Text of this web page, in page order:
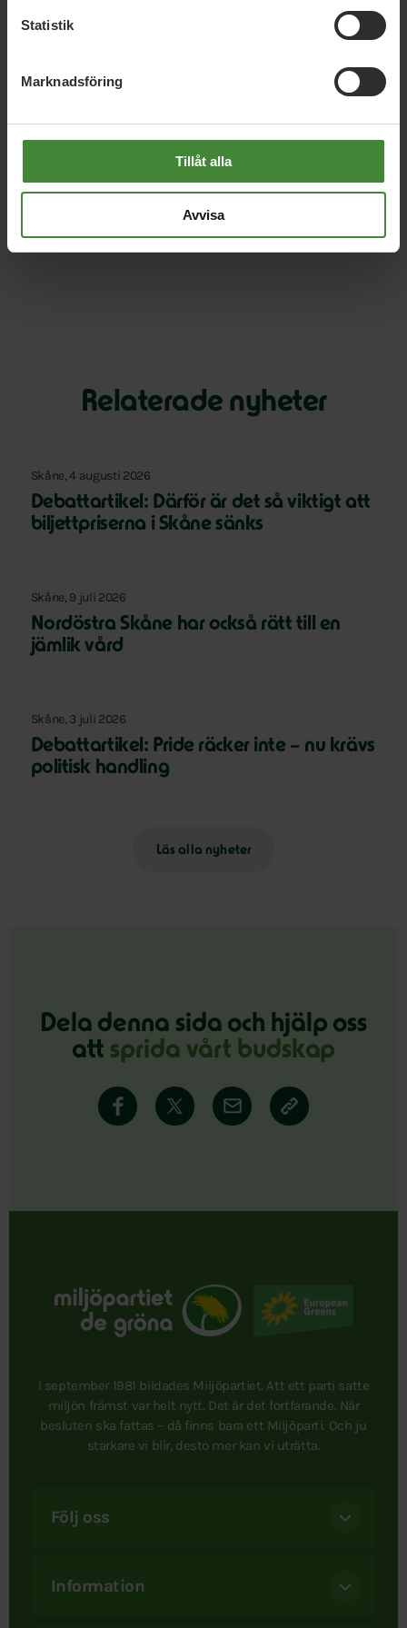
Statistik
Marknadsföring
Tillåt alla
Avvisa
– Det är ett försök att ducka frågan. Miljöpartiet driver
också att det behöver satsas mer på förlossningsvården,
stärka upp där vården brister. Riktade insatser till utsatta
grupper är helt i linje med det, och därför har MP tidigare
gravida kvinnor har likadana behov och istället börja se att
olika kvinnor behöver olika mycket stöd, säger Mätta
Ivarsson.
Läs helamotionen här.
Relaterade nyheter
Skåne, 4 augusti 2026
Debattartikel: Därför är det så viktigt att
biljettpriserna i Skåne sänks
Skåne, 9 juli 2026
Nordöstra Skåne har också rätt till en
jämlik vård
Skåne, 3 juli 2026
Debattartikel: Pride räcker inte – nu krävs
politisk handling
Läs alla nyheter
Dela denna sida och hjälp oss
att sprida vårt budskap
I september 1981 bildades Miljöpartiet. Att ett parti satte
miljön främst var helt nytt. Det är det fortfarande. När
besluten ska fattas – då finns bara ett Miljöparti. Och ju
starkare vi blir, desto mer kan vi uträtta.
Följ oss
Information